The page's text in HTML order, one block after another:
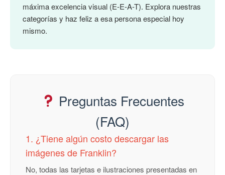
máxima excelencia visual (E-E-A-T). Explora nuestras
categorías y haz feliz a esa persona especial hoy
mismo.
Preguntas Frecuentes
(FAQ)
1. ¿Tiene algún costo descargar las
imágenes de Franklin?
No, todas las tarjetas e ilustraciones presentadas en